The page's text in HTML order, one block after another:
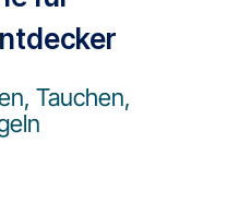
Tauchen,